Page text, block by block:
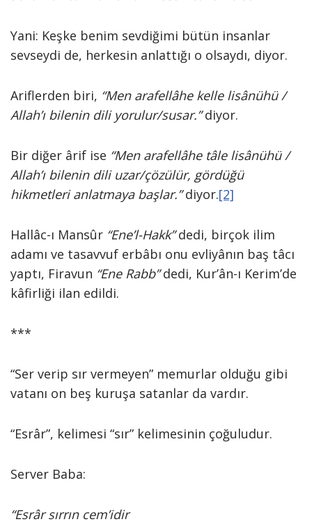
Yani: Keşke benim sevdiğimi bütün insanlar
sevseydi de, herkesin anlattığı o olsaydı, diyor.
Ariflerden biri, “Men arafellâhe kelle lisânühü /
Allah’ı bilenin dili yorulur/susar.”diyor.
Bir diğer ârif ise “Men arafellâhe tâle lisânühü /
Allah’ı bilenin dili uzar/çözülür, gördüğü
hikmetleri anlatmaya başlar.”diyor.[2]
Hallâc-ı Mansûr “Ene’l-Hakk”dedi, birçok ilim
adamı ve tasavvuf erbâbı onu evliyânın baş tâcı
yaptı, Firavun “Ene Rabb”dedi, Kur’ân-ı Kerim’de
kâfirliği ilan edildi.
***
“Ser verip sır vermeyen” memurlar olduğu gibi
vatanı on beş kuruşa satanlar da vardır.
“Esrâr”, kelimesi “sır” kelimesinin çoğuludur.
Server Baba:
“Esrâr sırrın cem’idir